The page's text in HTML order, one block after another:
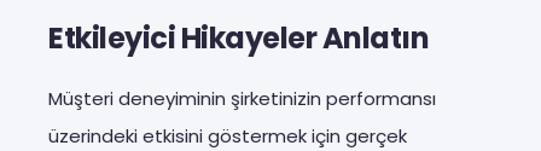
Etkileyici Hikayeler Anlatın
Müşteri deneyiminin şirketinizin performansı
üzerindeki etkisini göstermek için gerçek